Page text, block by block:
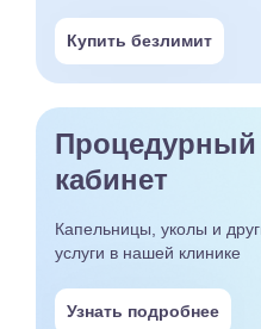
Купить безлимит
Процедурный
кабинет
Капельницы, уколы и
услуги в нашей клинике
Узнать подробнее